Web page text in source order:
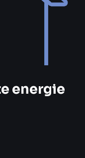
energie